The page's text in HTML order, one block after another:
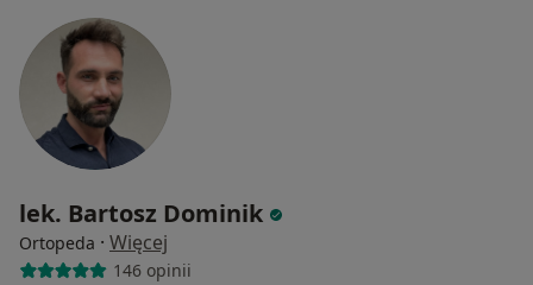
lek. Bartosz Dominik
Ortopeda · Więcej
146 opinii